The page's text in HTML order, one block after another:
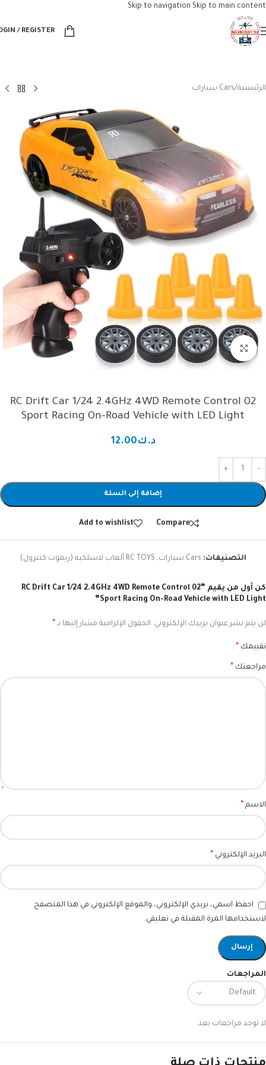
Skip to navigation Skip to main content
/ REGISTER
الرئيسية/Cars سيارات
Click to enlarge
02 RC Drift Car 1/24 2.4GHz 4WD Remote Control
Sport Racing On-Road Vehicle with LED Light
د.ك12.00
إضافة إلى السلة
Compare
Add to wishlist
التصنيفات: Cars سيارات , RC TOYS ألعاب لاسلكيه (ريموت كنترول)
المراجعات
لا توجد مراجعات بعد.
كن أول من يقيم “02 RC Drift Car 1/24 2.4GHz 4WD Remote Control
Sport Racing On-Road Vehicle with LED Light”
لن يتم نشر عنوان بريدك الإلكتروني. الحقول الإلزامية مشار إليها بـ *
تقييمك *
مراجعتك *
الاسم *
البريد الإلكتروني *
احفظ اسمي، بريدي الإلكتروني، والموقع الإلكتروني في هذا المتصفح
لاستخدامها المرة المقبلة في تعليقي.